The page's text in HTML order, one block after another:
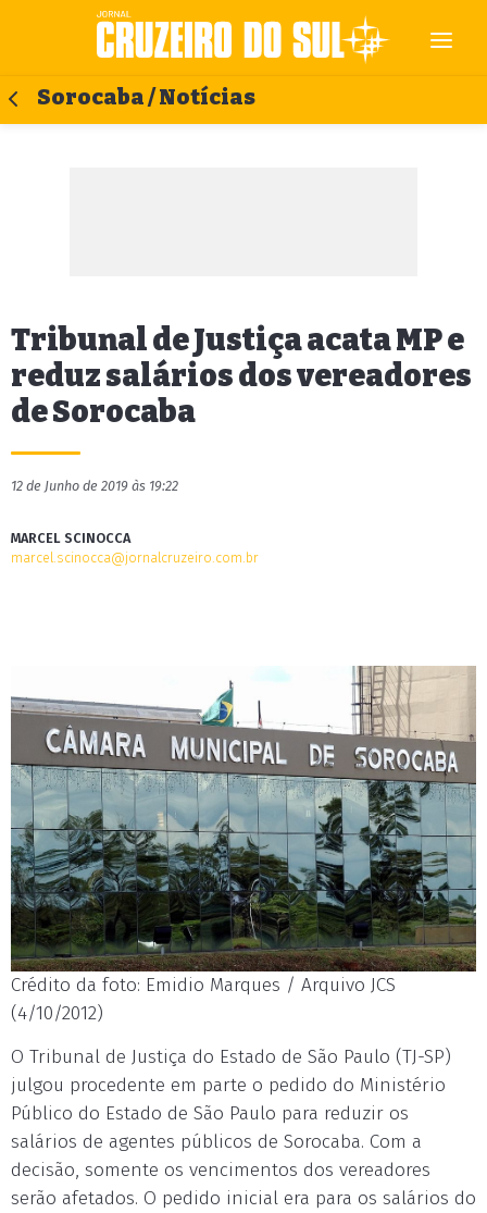
Sorocaba / Notícias
Tribunal de Justiça acata MP e
reduz salários dos vereadores
de Sorocaba
12 de Junho de 2019 às 19:22
MARCEL SCINOCCA
marcel.scinocca@jornalcruzeiro.com.br
Crédito da foto: Emidio Marques / Arquivo JCS
(4/10/2012)
O Tribunal de Justiça do Estado de São Paulo (TJ-SP)
julgou procedente em parte o pedido do Ministério
Público do Estado de São Paulo para reduzir os
salários de agentes públicos de Sorocaba. Com a
decisão, somente os vencimentos dos vereadores
serão afetados. O pedido inicial era para os salários do